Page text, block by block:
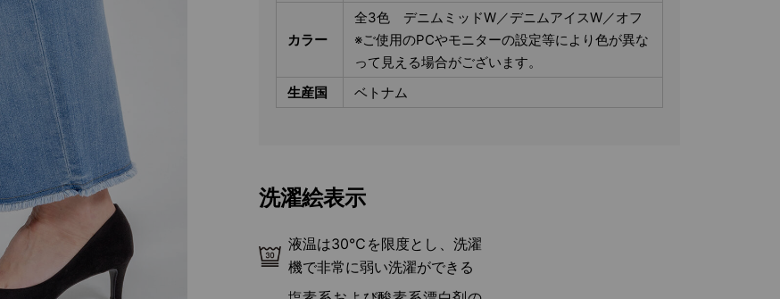
カラー
全3色 デニムミッドW／デニムアイスW／オフ
※ご使用のPCやモニターの設定等により色が異な
って見える場合がございます。
生産国
ベトナム
洗濯絵表示
液温は30℃を限度とし、洗濯
機で非常に弱い洗濯ができる